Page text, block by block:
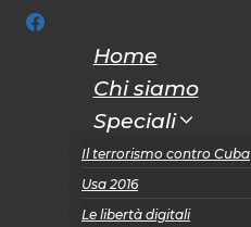
Salta
contenuto
Home
Chi siamo
Speciali
Il terrorismo contro Cuba
Usa 2016
Le libertà digitali